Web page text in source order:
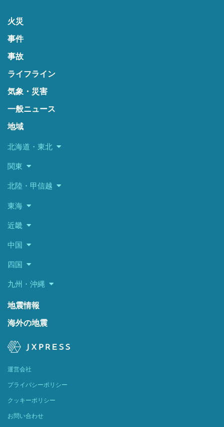
火災
事件
事故
ライフライン
気象・災害
一般ニュース
地域
北海道・東北
関東
北陸・甲信越
東海
近畿
中国
四国
九州・沖縄
地震情報
海外の地震
運営会社
プライバシーポリシー
クッキーポリシー
お問い合わせ